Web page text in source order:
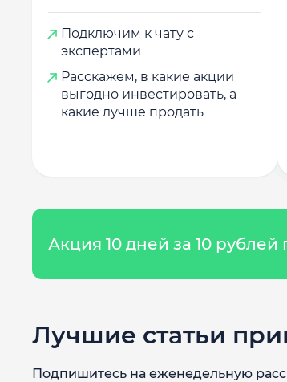
Подключим к чату с
экспертами
Расскажем, в какие акции
выгодно инвестировать, а
какие лучше продать
Акция 10 дней за 10
Лучшие статьи
Подпишитесь на еженедельную